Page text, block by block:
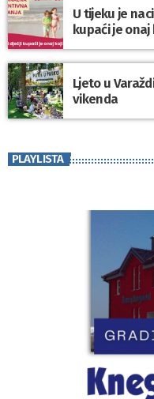
U tijeku je
kupaći je onaj
Ljeto u
vikenda
PLAYLISTA